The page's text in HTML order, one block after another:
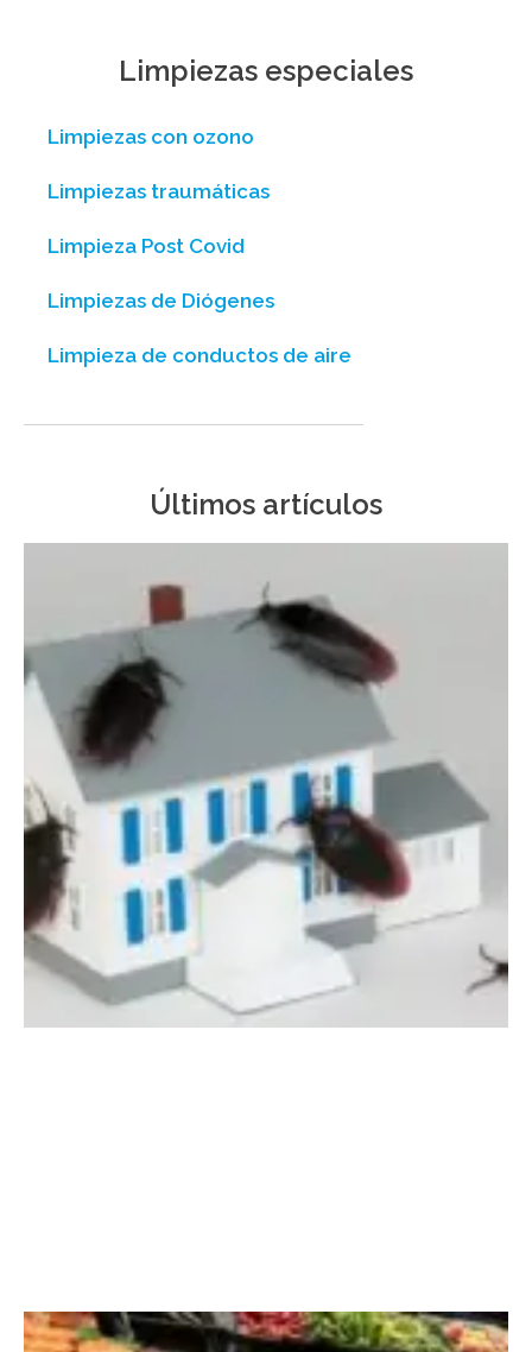
Limpiezas especiales
Limpiezas con ozono
Limpiezas traumáticas
Limpieza Post Covid
Limpiezas de Diógenes
Limpieza de conductos de aire
Últimos artículos